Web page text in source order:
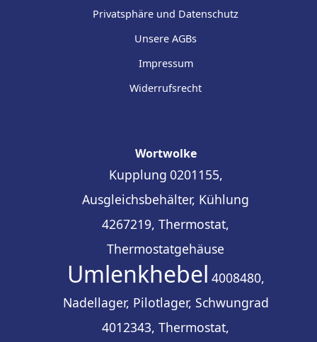
Privatsphäre und Datenschutz
Unsere AGBs
Impressum
Widerrufsrecht
Wortwolke
Kupplung 0201155,
Ausgleichsbehälter, Kühlung
4267219, Thermostat,
Thermostatgehäuse
Umlenkhebel 4008480,
Nadellager, Pilotlager, Schwungrad
4012343, Thermostat,